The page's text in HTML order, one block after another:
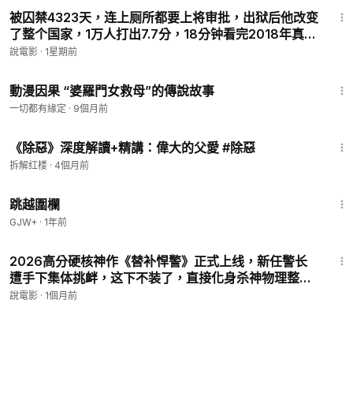
被囚禁4323天，连上厕所都要上将审批，出狱后他改变
了整个国家，1万人打出7.7分，18分钟看完2018年真实
事件改编传记电影《地牢回忆》
說電影 · 1星期前
動漫因果 “婆羅門女救母”的傳說故事
一切都有緣定 · 9個月前
《除惡》深度解讀+精講：偉大的父愛 #除惡
拆解红楼 · 4個月前
跳越圍欄
GJW+ · 1年前
2026高分硬核神作《替补悍警》正式上线，新任警长
遭手下集体挑衅，这下不装了，直接化身杀神物理整顿
职场！
說電影 · 1個月前